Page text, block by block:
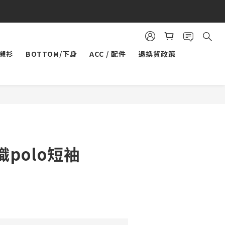
衫 BOTTOM/下身 ACC / 配件 退換貨政策
polo短袖